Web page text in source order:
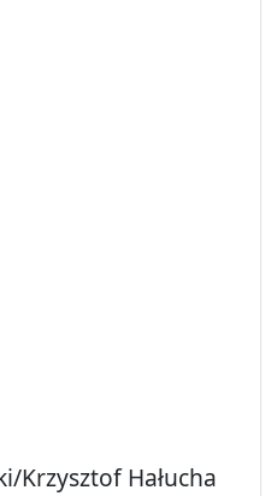
Krzysztof Hałucha